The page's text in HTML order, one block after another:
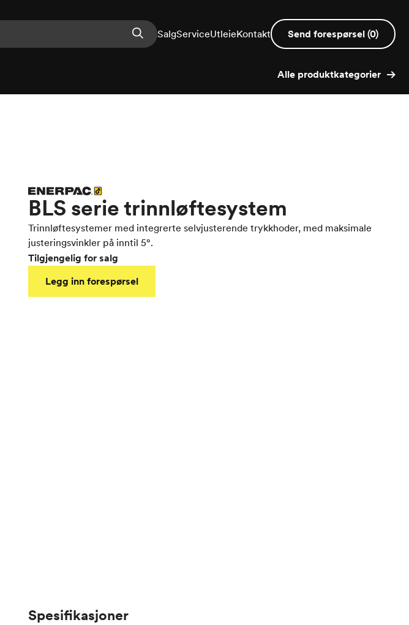
SalgServiceUtleieKontakt Send forespørsel (0)
Alle produktkategorier
BLS serie trinnløftesystem
Trinnløftesystemer med integrerte selvjusterende trykkhoder, med maksimale
justeringsvinkler på inntil 5°.
Tilgjengelig for salg
Legg inn forespørsel
Spesifikasjoner